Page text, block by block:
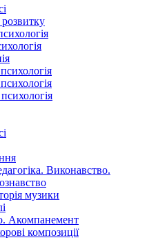
Виконавство.
музики
Акомпанемент
композиції